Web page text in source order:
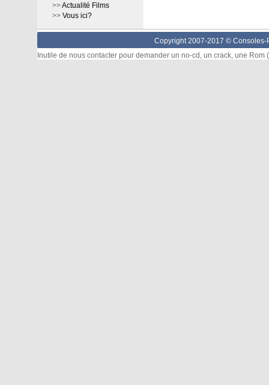
>>Actualité Films
>> Vous ici?
Copyright 2007-2017 © Consoles-
Inutile de nous contacter pour demander un no-cd, un crack, une